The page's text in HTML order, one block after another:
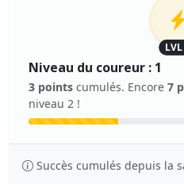
LVL
Niveau du coureur : 1
3 points cumulés. Encore 7
niveau 2 !
Succès cumulés depuis la